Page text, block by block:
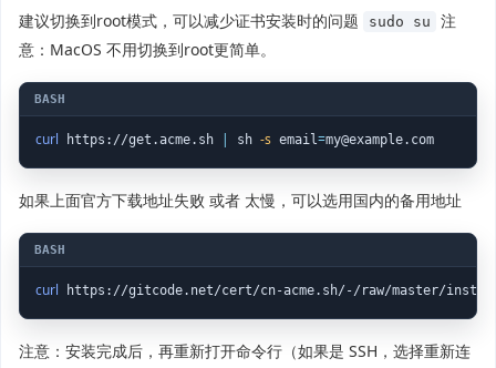
建议切换到root模式，可以减少证书安装时的问题 sudo su
注
意：MacOS 不用切换到root更简单。
curl https://get.acme.sh | sh -s email=
如果上面官方下载地址失败 或者 太慢，可以选用国内的备用地址
curl https://gitcode.net/cert/cn-acme.sh/-/raw/master/
注意：安装完成后，再重新打开命令行（如果是 SSH，选择重新连